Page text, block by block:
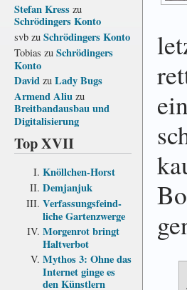
Stefan Kress zu
Schrödingers Konto
svb zu Schrödingers Konto
Tobias zu Schrödingers
Konto
David zu Lady Bugs
Armend Aliu zu
Breitbandausbau und
Digitalisierung
Top XVII
Knöllchen-Horst
Demjanjuk
Verfassungs­feind­
liche Garten­zwerge
Morgenrot bringt
Haltverbot
Mythos 3: Ohne das
Internet ginge es
den Künstlern